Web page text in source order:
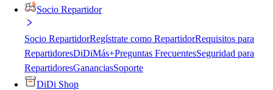
Socio Repartidor
Socio RepartidorRegístrate como RepartidorRequisitos para
RepartidoresDiDiMás+Preguntas FrecuentesSeguridad para
RepartidoresGananciasSoporte
DiDi Shop